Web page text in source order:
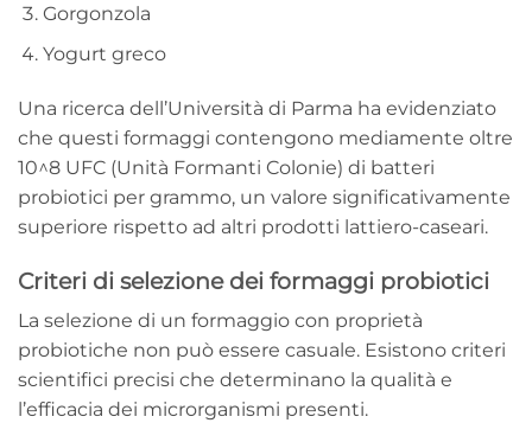
Gorgonzola
Yogurt greco
Una ricerca dell’Università di Parma ha evidenziato
che questi formaggi contengono mediamente oltre
10^8 UFC (Unità Formanti Colonie) di batteri
probiotici per grammo, un valore significativamente
superiore rispetto ad altri prodotti lattiero-caseari.
Criteri di selezione dei formaggi probiotici
La selezione di un formaggio con proprietà
probiotiche non può essere casuale. Esistono criteri
scientifici precisi che determinano la qualità e
l’efficacia dei microrganismi presenti.